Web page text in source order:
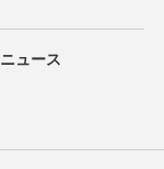
ニュース